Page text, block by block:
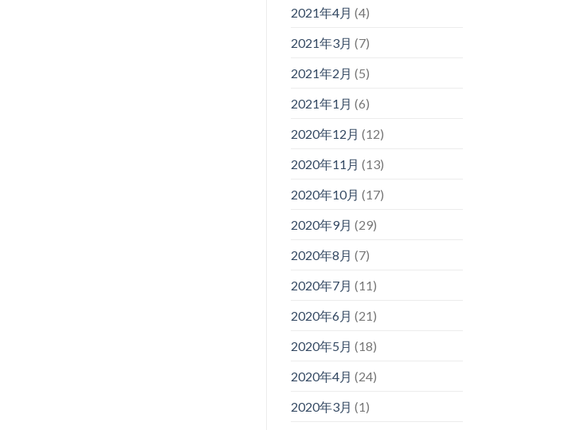
2021年4月 (4)
2021年3月 (7)
2021年2月 (5)
2021年1月 (6)
2020年12月 (12)
2020年11月 (13)
2020年10月 (17)
2020年9月 (29)
2020年8月 (7)
2020年7月 (11)
2020年6月 (21)
2020年5月 (18)
2020年4月 (24)
2020年3月 (1)